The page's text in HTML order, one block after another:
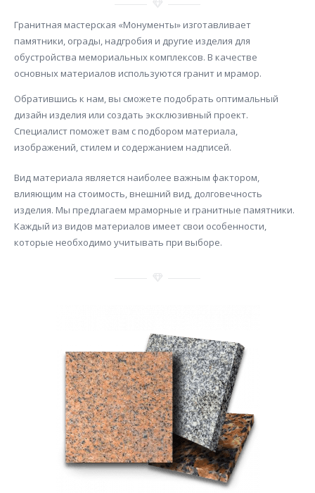
Гранитная мастерская «Монументы» изготавливает
памятники, ограды, надгробия и другие изделия для
обустройства мемориальных комплексов. В качестве
основных материалов используются гранит и мрамор.
Обратившись к нам, вы сможете подобрать оптимальный
дизайн изделия или создать эксклюзивный проект.
Специалист поможет вам с подбором материала,
изображений, стилем и содержанием надписей.
Вид материала является наиболее важным фактором,
влияющим на стоимость, внешний вид, долговечность
изделия. Мы предлагаем мраморные и гранитные памятники.
Каждый из видов материалов имеет свои особенности,
которые необходимо учитывать при выборе.